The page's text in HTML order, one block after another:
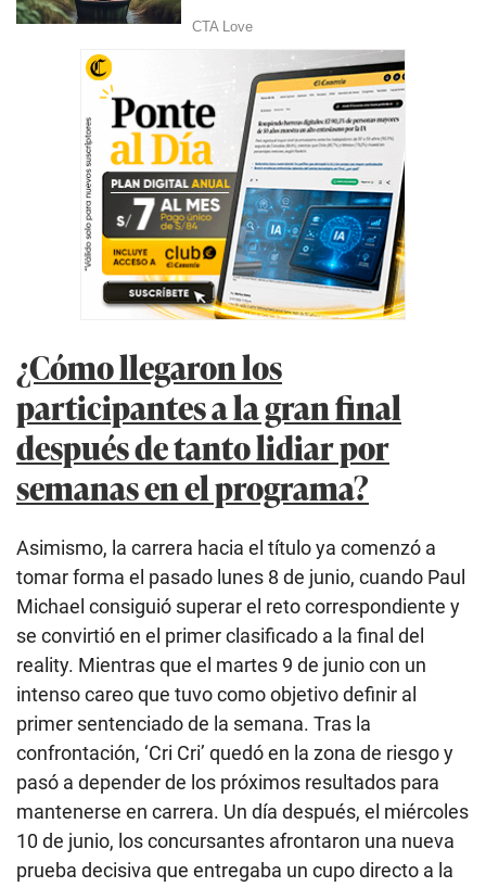
¿Cómo llegaron los
participantes a la gran final
después de tanto lidiar por
semanas en el programa?
Asimismo, la carrera hacia el título ya comenzó a
tomar forma el pasado lunes 8 de junio, cuando Paul
Michael consiguió superar el reto correspondiente y
se convirtió en el primer clasificado a la final del
reality. Mientras que el martes 9 de junio con un
intenso careo que tuvo como objetivo definir al
primer sentenciado de la semana. Tras la
confrontación, ‘Cri Cri’ quedó en la zona de riesgo y
pasó a depender de los próximos resultados para
mantenerse en carrera. Un día después, el miércoles
10 de junio, los concursantes afrontaron una nueva
prueba decisiva que entregaba un cupo directo a la